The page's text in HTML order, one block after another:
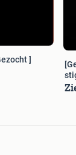
/ p520d /
/ tc 342 /
/ cth194 / 194
r 418 / r11 / 11
]